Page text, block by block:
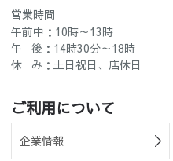
営業時間
午前中：10時～13時
午 後：14時30分～18時
休 み：土日祝日、店休日
ご利用について
企業情報